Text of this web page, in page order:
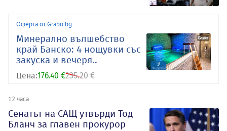
Оферта от Grabo.bg
Минерално вълшебство
край Банско: 4 нощувки със
закуска и вечеря..
Цена:176.40 €235.20 €
12 часа
Сенатът на САЩ утвърди Тод
Бланч за главен прокурор